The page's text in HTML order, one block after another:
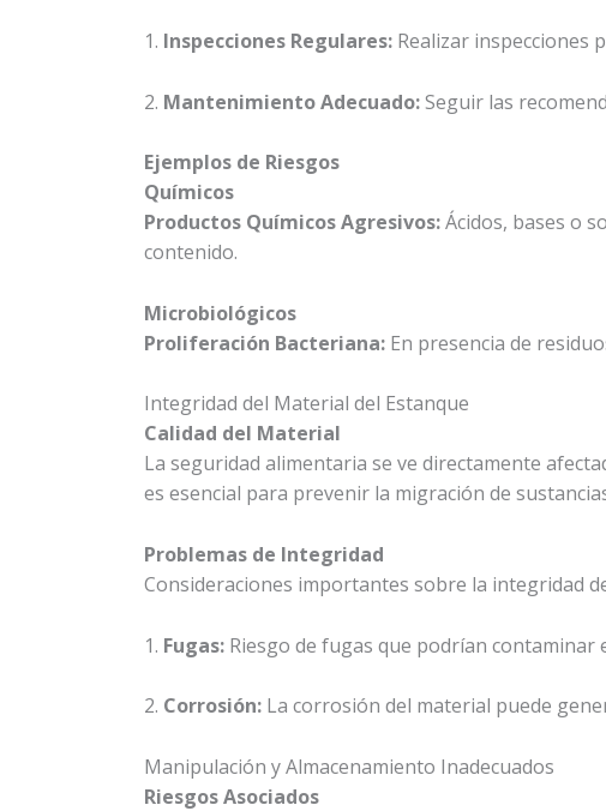
1. Inspecciones Regulares: Realizar inspecciones
2. Mantenimiento Adecuado:Seguir las
Ejemplos de Riesgos
Químicos
Productos Químicos Agresivos:Ácidos, bases o
contenido.
Microbiológicos
Proliferación Bacteriana: En presencia de
Integridad del Material del Estanque
Calidad del Material
La seguridad alimentaria se ve directamente
es esencial para prevenir la migración de
Problemas de Integridad
Consideraciones importantes sobre la integridad
1. Fugas: Riesgo de fugas que podrían
2. Corrosión: La corrosión del material puede
Manipulación y Almacenamiento Inadecuados
Riesgos Asociados